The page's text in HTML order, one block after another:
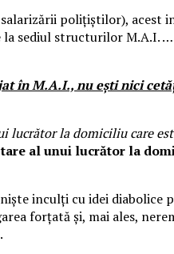
polițiștilor), acest
la sediul structurilor M.A.I. …
în M.A.I., nu ești nici
lucrător la domiciliu care
al unui lucrător la
inculți cu idei diabolice
forțată și, mai ales,